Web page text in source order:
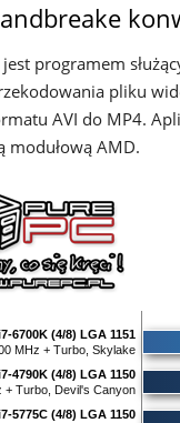
programem
pliku
AVI do MP4.
modułową AMD.
6700K (4/8) LGA 1151
MHz + Turbo, Skylake
4790K (4/8) LGA 1150
+ Turbo, Devil's Canyon
5775C (4/8) LGA 1150